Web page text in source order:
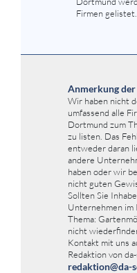
Firmen gelistet.
Anmerkung
Wir haben nicht
umfassend alle
Dortmund zum
zu listen. Das
entweder daran
andere
haben oder wir
nicht guten
Sollten Sie
Unternehmen im
Thema:
nicht
Kontakt mit uns
Redaktion von
redaktion@da-